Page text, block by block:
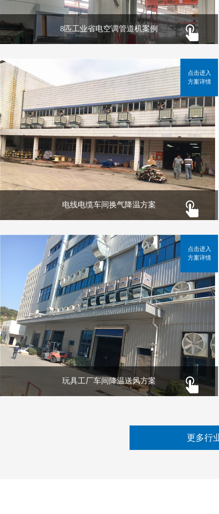
8匹工业省电空调管道机案例
电线电缆车间换气降温方案
点击进入
方案详情
玩具工厂车间降温送风方案
点击进入
方案详情
更多行